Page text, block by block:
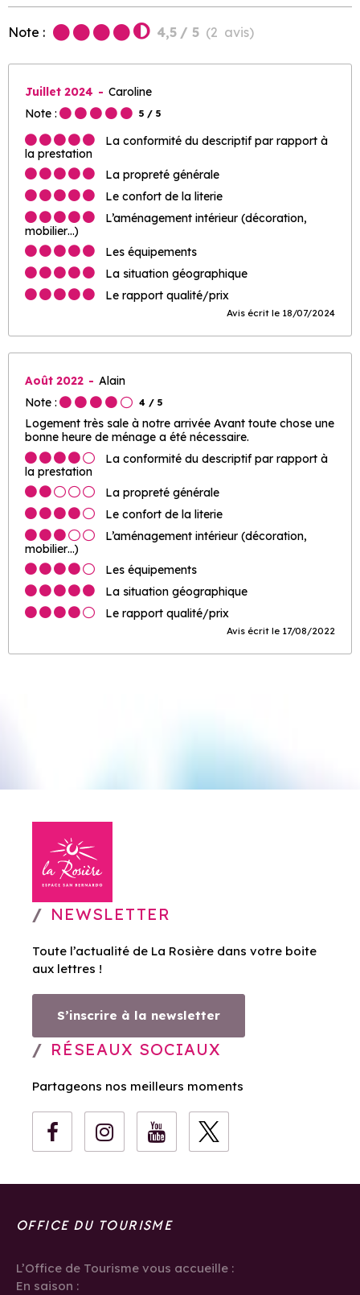
Note : 4,5 / 5 (2 avis)
Juillet 2024
Caroline
Note :
5 / 5
La conformité du descriptif par rapport à
la prestation
La propreté générale
Le confort de la literie
L’aménagement intérieur (décoration,
mobilier…)
Les équipements
La situation géographique
Le rapport qualité/prix
Avis écrit le 18/07/2024
Août 2022
Alain
Note :
4 / 5
Logement très sale à notre arrivée Avant toute chose une
bonne heure de ménage a été nécessaire.
La conformité du descriptif par rapport à
la prestation
La propreté générale
Le confort de la literie
L’aménagement intérieur (décoration,
mobilier…)
Les équipements
La situation géographique
Le rapport qualité/prix
Avis écrit le 17/08/2022
NEWSLETTER
Toute l’actualité de La Rosière dans votre boite
aux lettres !
S’inscrire à la newsletter
RÉSEAUX SOCIAUX
Partageons nos meilleurs moments
OFFICE DU TOURISME
L’Office de Tourisme vous accueille :
En saison :